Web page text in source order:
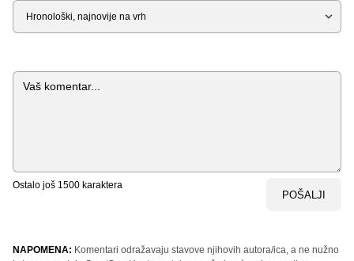
Sortiraj
Komentar
Ostalo još 1500 karaktera
POŠALJI
NAPOMENA: Komentari odražavaju stavove njihovih autora/ica, a ne nužno